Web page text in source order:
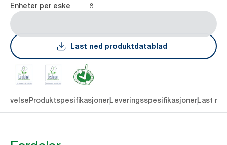
Enheter per eske 8
Last ned produktdatablad
ProduktspesifikasjonerLeveringsspesifikasjonerLast